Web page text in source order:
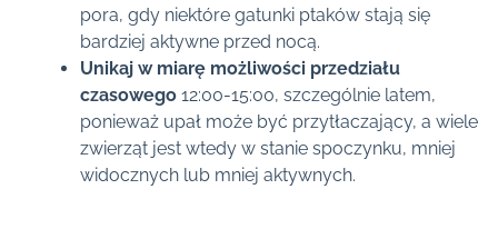
pora, gdy niektóre gatunki ptaków stają się
bardziej aktywne przed nocą.
Unikaj w miarę możliwości przedziału
czasowego12:00-15:00, szczególnie latem,
ponieważ upał może być przytłaczający, a wiele
zwierząt jest wtedy w stanie spoczynku, mniej
widocznych lub mniej aktywnych.